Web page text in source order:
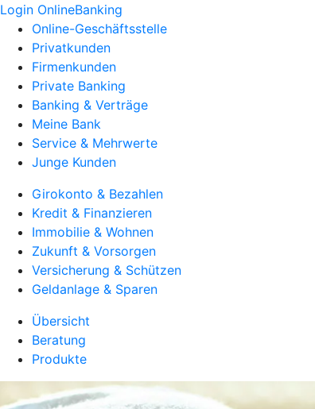
Login OnlineBanking
Online-Geschäftsstelle
Privatkunden
Firmenkunden
Private Banking
Banking & Verträge
Meine Bank
Service & Mehrwerte
Junge Kunden
Girokonto & Bezahlen
Kredit & Finanzieren
Immobilie & Wohnen
Zukunft & Vorsorgen
Versicherung & Schützen
Geldanlage & Sparen
Übersicht
Beratung
Produkte